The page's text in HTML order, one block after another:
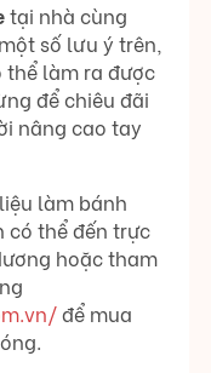
tại nhà cùng
số lưu ý trên,
thể làm ra được
để chiêu đãi
nâng cao tay
làm bánh
có thể đến trực
hoặc tham
để mua